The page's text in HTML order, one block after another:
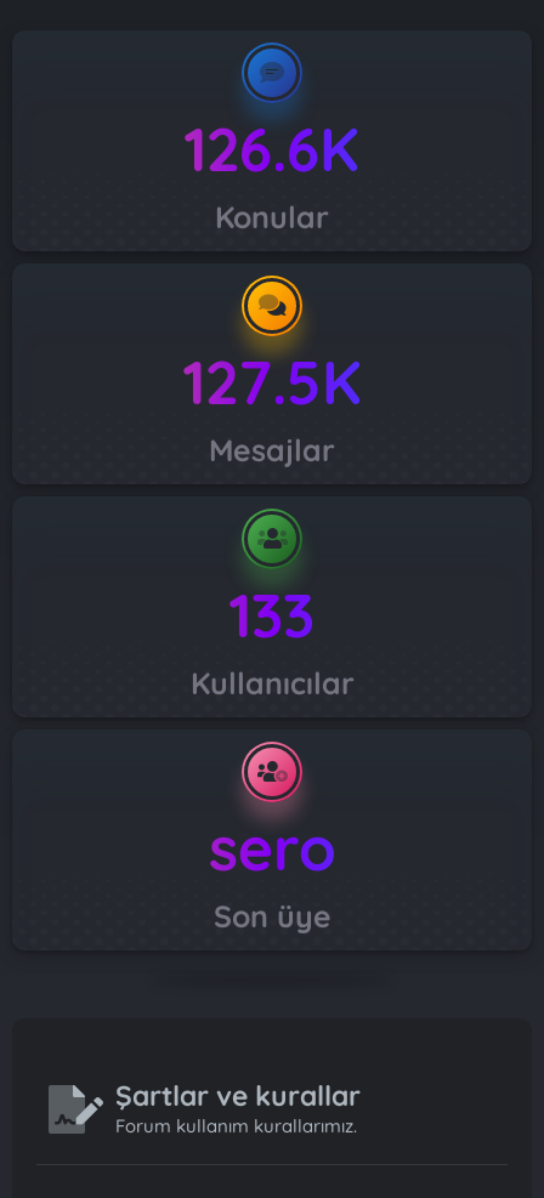
126.6K
Konular
127.5K
Mesajlar
133
Kullanıcılar
sero
Son üye
Şartlar ve kurallar
Forum kullanım kurallarımız.